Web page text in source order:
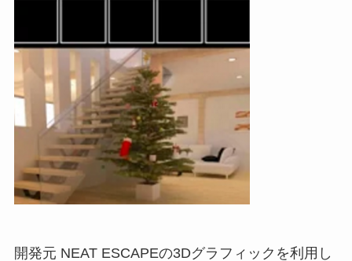
開発元 NEAT ESCAPEの3Dグラフィックを利用し